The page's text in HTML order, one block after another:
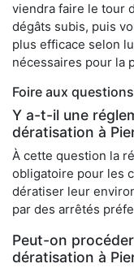
viendra faire le tour
dégâts subis, puis
plus efficace selon
nécessaires pour la
Foire aux questions
Y a-t-il une
dératisation à
À cette question la
obligatoire pour les
dératiser leur
par des arrêtés
Peut-on
dératisation à